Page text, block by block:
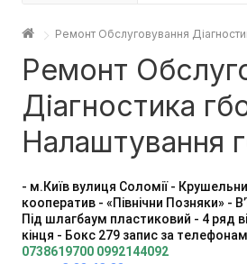
Ремонт Обслуговування
Ремонт
Діагностика
Налаштування
- м.Київ вулиця Соломії -
кооператив - «Північни Позняки» -
Під шлагбаум пластиковий - 4 ряд
кінця - Бокс 279 запис за
0738619700 0992144092